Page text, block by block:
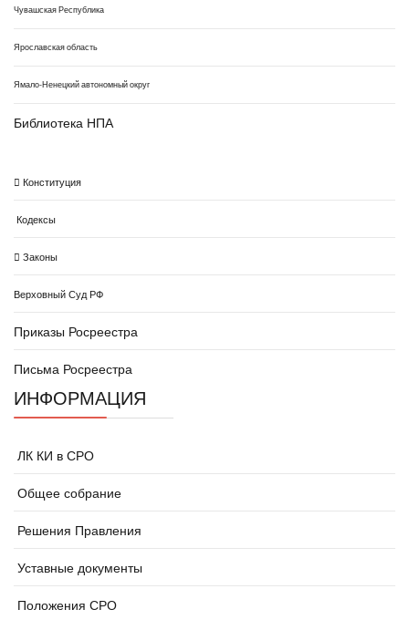
Чувашская Республика
Ярославская область
Ямало-Ненецкий автономный округ
Библиотека НПА
Конституция
Кодексы
Законы
Верховный Суд РФ
Приказы Росреестра
Письма Росреестра
ИНФОРМАЦИЯ
ЛК КИ в СРО
Общее собрание
Решения Правления
Уставные документы
Положения СРО